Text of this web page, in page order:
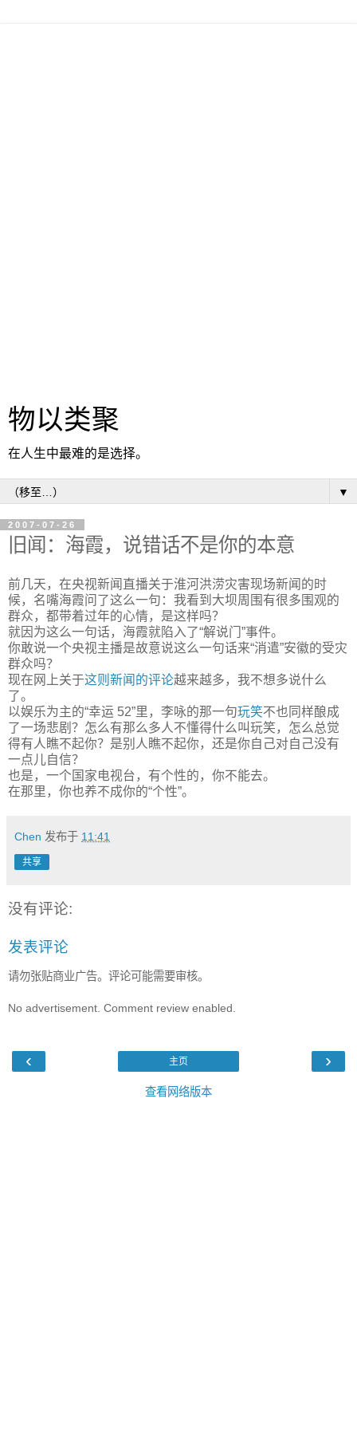
物以类聚
在人生中最难的是选择。
▼
2007-07-26
旧闻：海霞，说错话不是你的本意
前几天，在央视新闻直播关于淮河洪涝灾害现场新闻的时
候，名嘴海霞问了这么一句：我看到大坝周围有很多围观的
群众，都带着过年的心情，是这样吗？
就因为这么一句话，海霞就陷入了“解说门”事件。
你敢说一个央视主播是故意说这么一句话来“消遣”安徽的受灾
群众吗？
现在网上关于这则新闻的评论越来越多，我不想多说什么
了。
以娱乐为主的“幸运 52”里，李咏的那一句玩笑不也同样酿成
了一场悲剧？怎么有那么多人不懂得什么叫玩笑，怎么总觉
得有人瞧不起你？是别人瞧不起你，还是你自己对自己没有
一点儿自信？
也是，一个国家电视台，有个性的，你不能去。
在那里，你也养不成你的“个性”。
Chen 发布于 11:41
共享
没有评论:
发表评论
请勿张贴商业广告。评论可能需要审核。
No advertisement. Comment review enabled.
‹ ›
主页
查看网络版本